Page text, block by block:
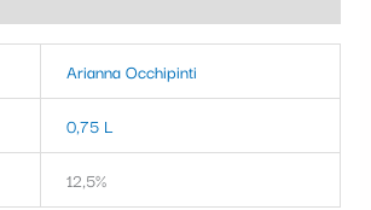
Arianna Occhipinti
0,75 L
12,5%